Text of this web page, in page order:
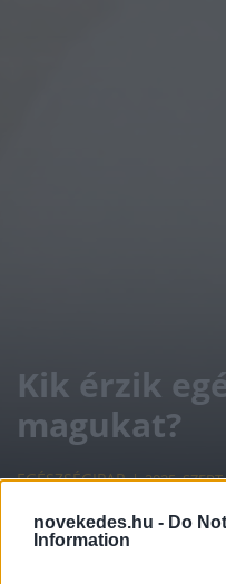
novekedes.hu - Do
Information
Kik érzik
magukat?
EGÉSZSÉGIPAR 2025.